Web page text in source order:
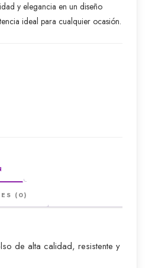
y elegancia en un diseño
ideal para cualquier ocasión.
(0)
de alta calidad, resistente y